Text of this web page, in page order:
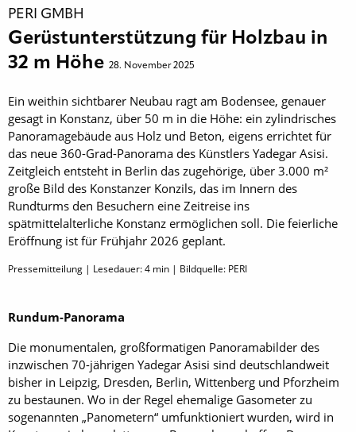
PERI GMBH
Gerüstunterstützung für Holzbau in
32 m Höhe 28. November 2025
Ein weithin sichtbarer Neubau ragt am Bodensee, genauer
gesagt in Konstanz, über 50 m in die Höhe: ein zylindrisches
Panoramagebäude aus Holz und Beton, eigens errichtet für
das neue 360-Grad-Panorama des Künstlers Yadegar Asisi.
Zeitgleich entsteht in Berlin das zugehörige, über 3.000 m²
große Bild des Konstanzer Konzils, das im Innern des
Rundturms den Besuchern eine Zeitreise ins
spätmittelalterliche Konstanz ermöglichen soll. Die feierliche
Eröffnung ist für Frühjahr 2026 geplant.
Pressemitteilung | Lesedauer:4 min | Bildquelle: PERI
Rundum-Panorama
Die monumentalen, großformatigen Panoramabilder des
inzwischen 70-jährigen Yadegar Asisi sind deutschlandweit
bisher in Leipzig, Dresden, Berlin, Wittenberg und Pforzheim
zu bestaunen. Wo in der Regel ehemalige Gasometer zu
sogenannten „Panometern“ umfunktioniert wurden, wird in